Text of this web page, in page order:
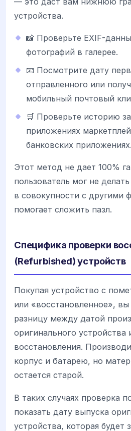
устройства.
📸 Проверьте EXIF-
фотографий в галерее.
📧 Посмотрите дату
отправленного или
мобильный почтовый
🛒 Проверьте историю
приложениях
банковских приложениях.
Этот метод не дает 100%
пользователь мог не
в совокупности с другими
помогает сложить пазл.
Специфика проверки
(Refurbished) устройств
Покупая устройство с
или «восстановленное»,
разницу между датой
оригинального устройства
восстановления.
корпус и батарею, но
остается старой.
В таких случаях проверка
показать дату выпуска
устройства, которая будет